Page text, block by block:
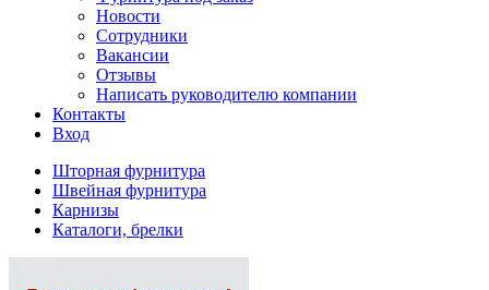
Новости
Сотрудники
Вакансии
Отзывы
Написать руководителю компании
Контакты
Вход
Шторная фурнитура
Швейная фурнитура
Карнизы
Каталоги, брелки